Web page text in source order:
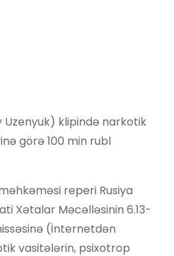
Uzenyuk) klipində narkotik
görə 100 min rubl
reperi Rusiya
Xətalar Məcəlləsinin 6.13-
(İnternetdən
vasitələrin, psixotrop